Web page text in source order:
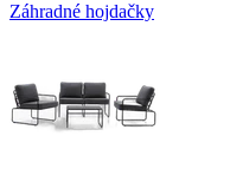
Záhradné hojdačky